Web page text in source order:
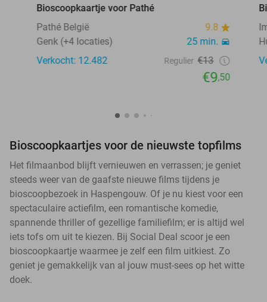
Bioscoopkaartje voor Pathé
Pathé België
9.8
Genk (+4 locaties)
25 min.
Verkocht: 12.482
Regulier €13
€9,50
Bioscoopkaartjes voor de nieuwste topfilms
Het filmaanbod blijft vernieuwen en verrassen; je geniet
steeds weer van de gaafste nieuwe films tijdens je
bioscoopbezoek in Haspengouw. Of je nu kiest voor een
spectaculaire actiefilm, een romantische komedie,
spannende thriller of gezellige familiefilm; er is altijd wel
iets tofs om uit te kiezen. Bij Social Deal scoor je een
bioscoopkaartje waarmee je zelf een film uitkiest. Zo
geniet je gemakkelijk van al jouw must-sees op het witte
doek.